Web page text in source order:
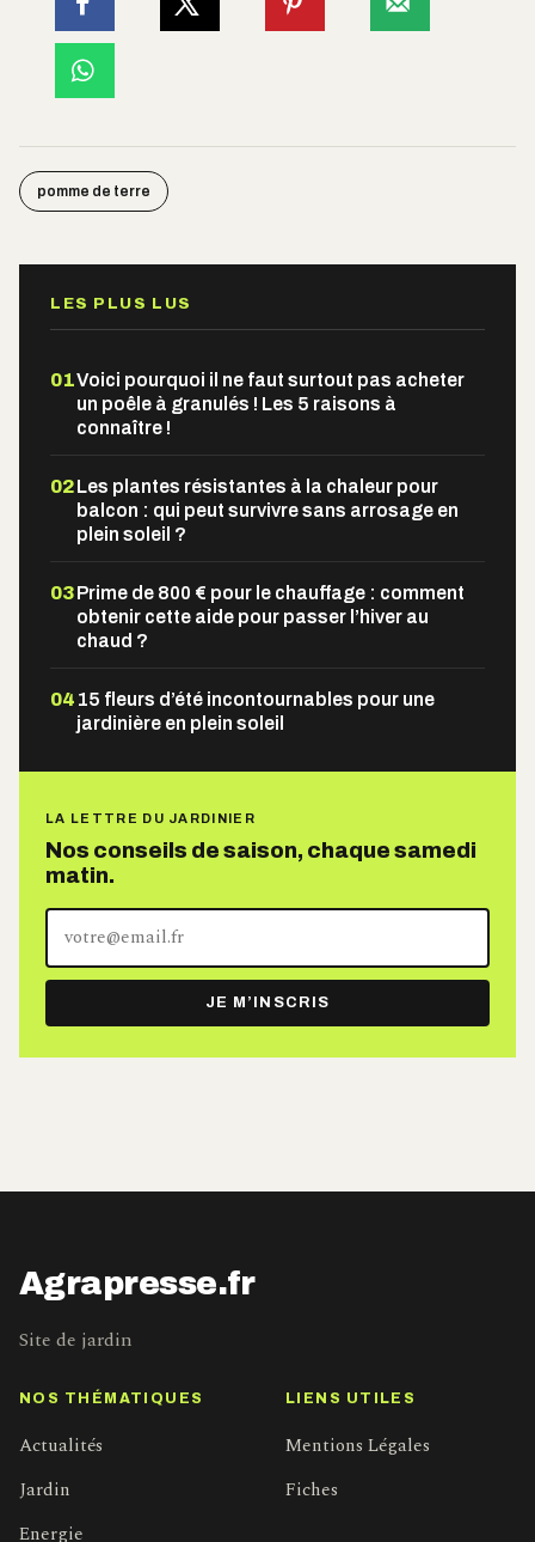
pomme de terre
LES PLUS LUS
01Voici pourquoi il ne faut surtout pas acheter
un poêle à granulés ! Les 5 raisons à
connaître !
02Les plantes résistantes à la chaleur pour
balcon : qui peut survivre sans arrosage en
plein soleil ?
03Prime de 800 € pour le chauffage : comment
obtenir cette aide pour passer l’hiver au
chaud ?
04 15 fleurs d’été incontournables pour une
jardinière en plein soleil
LA LETTRE DU JARDINIER
Nos conseils de saison, chaque samedi
matin.
Votre
adresse
e-
mail
JE M’INSCRIS
Agrapresse.fr
Site de jardin
NOS THÉMATIQUES
Actualités
Jardin
Energie
LIENS UTILES
Mentions Légales
Fiches